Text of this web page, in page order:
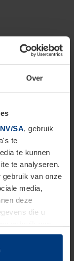
Over
SA, gebruik
te
te kunnen
te analyseren.
van onze
media,
deze
die u
op uw